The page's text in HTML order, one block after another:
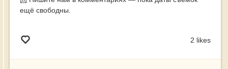
ещё свободны.
2 likes